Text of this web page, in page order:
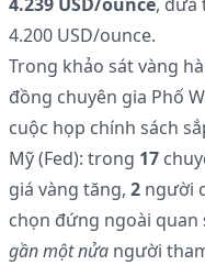
4.200 USD/ounce.
Trong khảo sát vàng
đồng chuyên gia Phố
cuộc họp chính sách
Mỹ (Fed): trong 17
giá vàng tăng, 2 người
chọn đứng ngoài quan
gần một nửa người